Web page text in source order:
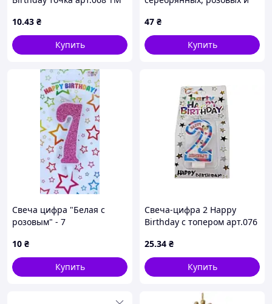
10.43 ₴
Купить
брызгами" 12 шт
47 ₴
Купить
Свеча цифра "Белая с
розовым" - 7
10 ₴
Купить
Свеча-цифра 2 Happy
Birthday с топером арт.076
25.34 ₴
Купить